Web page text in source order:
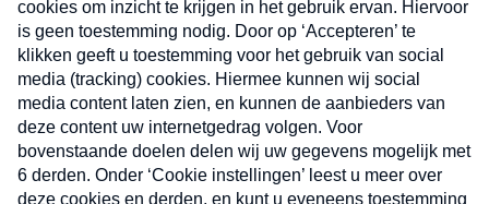
Nieuwsbrief